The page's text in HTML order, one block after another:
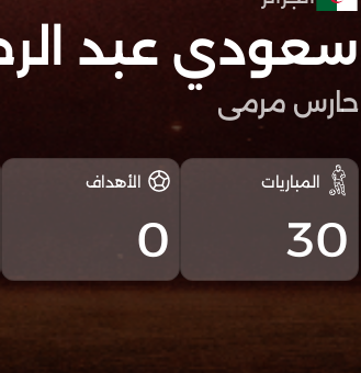
سعودي عبد
حارس مرمى
المباريات
30
الأهداف
0